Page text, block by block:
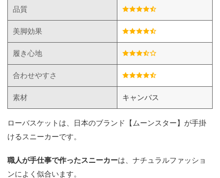
品質
美脚効果
履き心地
合わせやすさ
素材 キャンバス
ローバスケットは、日本のブランド【ムーンスター】が手掛
けるスニーカーです。
職人が手仕事で作ったスニーカーは、ナチュラルファッショ
ンによく似合います。